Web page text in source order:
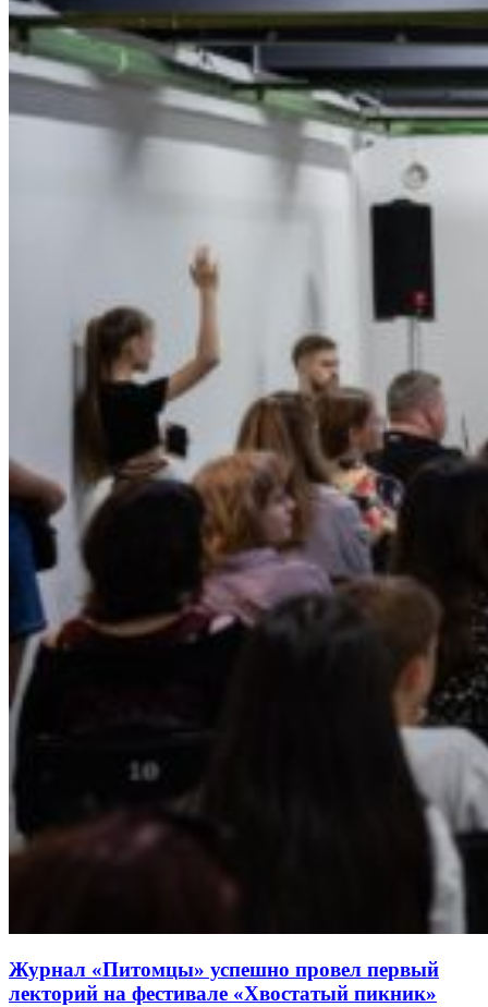
Журнал «Питомцы» успешно провел первый
лекторий на фестивале «Хвостатый пикник»